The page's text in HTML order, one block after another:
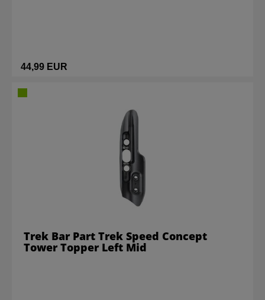
44,99 EUR
Trek Bar Part Trek Speed Concept
Tower Topper Left Mid